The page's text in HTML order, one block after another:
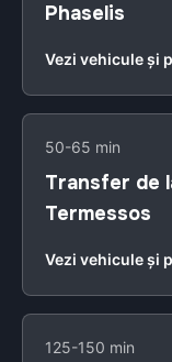
Phaselis
Vezi vehicule și
50-65 min
Transfer de
Termessos
Vezi vehicule și
125-150 min